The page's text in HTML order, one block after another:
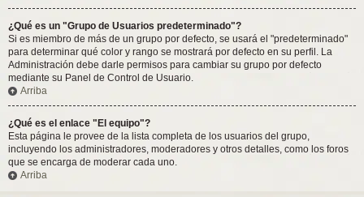
¿Qué es un "Grupo de Usuarios predeterminado"?
Si es miembro de más de un grupo por defecto, se usará el "predeterminado"
para determinar qué color y rango se mostrará por defecto en su perfil. La
Administración debe darle permisos para cambiar su grupo por defecto
mediante su Panel de Control de Usuario.
Arriba
¿Qué es el enlace "El equipo"?
Esta página le provee de la lista completa de los usuarios del grupo,
incluyendo los administradores, moderadores y otros detalles, como los foros
que se encarga de moderar cada uno.
Arriba